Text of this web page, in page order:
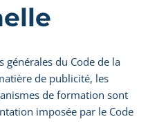
générales du Code de la
de publicité, les
de formation sont
imposée par le Code